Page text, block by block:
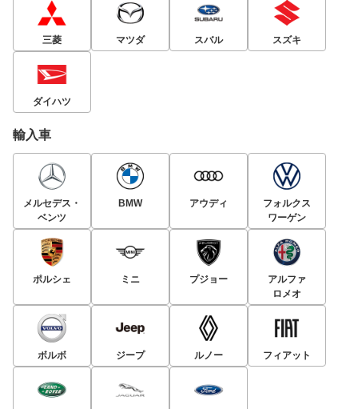
三菱 マツダ スバル スズキ
ダイハツ
輸入車
メルセデス・
ベンツ
BMW アウディ
フォルクス
ワーゲン
ポルシェ ミニ プジョー
アルファ
ロメオ
ボルボ ジープ ルノー フィアット